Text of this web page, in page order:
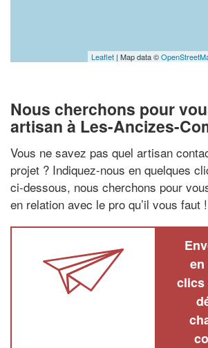
Leaflet | Map data ©
Nous cherchons pour
artisan à Les-Ancizes-
Vous ne savez pas quel artisan
projet ? Indiquez-nous en quelques
ci-dessous, nous cherchons pour
en relation avec le pro qu’il vous faut !
clics